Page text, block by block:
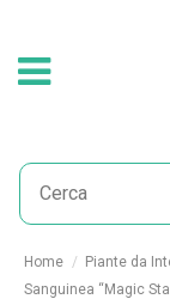
Home Piante da
Sanguinea “Magic